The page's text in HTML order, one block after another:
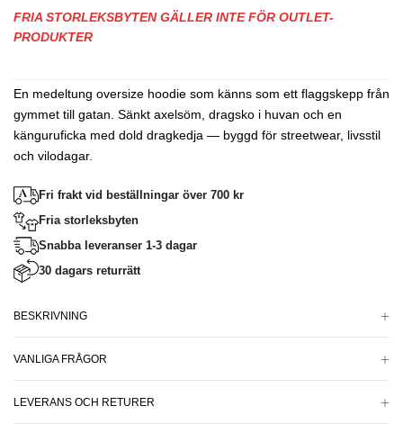
FRIA STORLEKSBYTEN GÄLLER INTE FÖR OUTLET-
PRODUKTER
En medeltung oversize hoodie som känns som ett flaggskepp från
gymmet till gatan. Sänkt axelsöm, dragsko i huvan och en
känguruficka med dold dragkedja — byggd för streetwear, livsstil
och vilodagar.
Fri frakt vid beställningar över 700 kr
Fria storleksbyten
Snabba leveranser 1-3 dagar
30 dagars returrätt
BESKRIVNING
VANLIGA FRÅGOR
LEVERANS OCH RETURER